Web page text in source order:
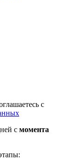
с
с момента